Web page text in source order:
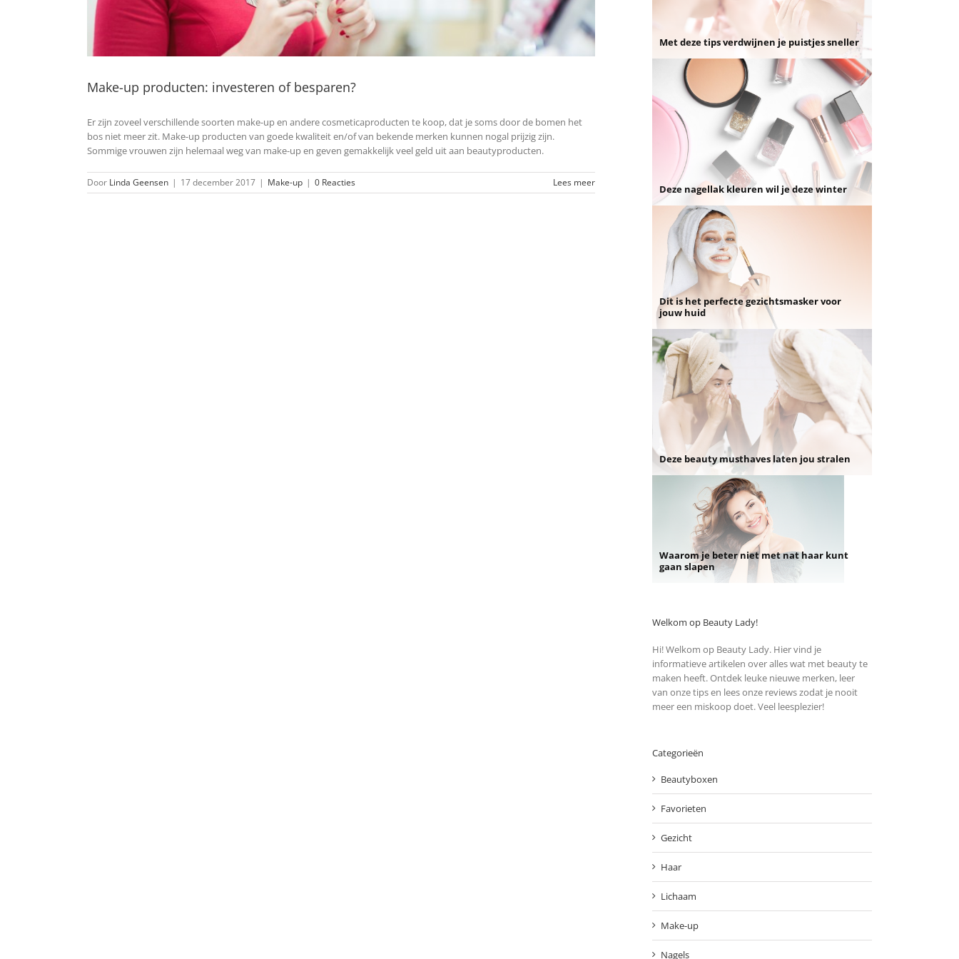
Make-up producten: investeren of besparen?
Er zijn zoveel verschillende soorten make-up en andere cosmeticaproducten te koop, dat je soms door de bomen het
bos niet meer zit. Make-up producten van goede kwaliteit en/of van bekende merken kunnen nogal prijzig zijn.
Sommige vrouwen zijn helemaal weg van make-up en geven gemakkelijk veel geld uit aan beautyproducten.
Door Linda Geensen | 17 december 2017 | Make-up | 0 Reacties Lees meer
Met deze tips verdwijnen je puistjes sneller
Deze nagellak kleuren wil je deze winter
Dit is het perfecte gezichtsmasker voor
jouw huid
Deze beauty musthaves laten jou stralen
Waarom je beter niet met nat haar kunt
gaan slapen
Welkom op Beauty Lady!
Hi! Welkom op Beauty Lady. Hier vind je
informatieve artikelen over alles wat met beauty te
maken heeft. Ontdek leuke nieuwe merken, leer
van onze tips en lees onze reviews zodat je nooit
meer een miskoop doet. Veel leesplezier!
Categorieën
Beautyboxen
Favorieten
Gezicht
Haar
Lichaam
Make-up
Nagels